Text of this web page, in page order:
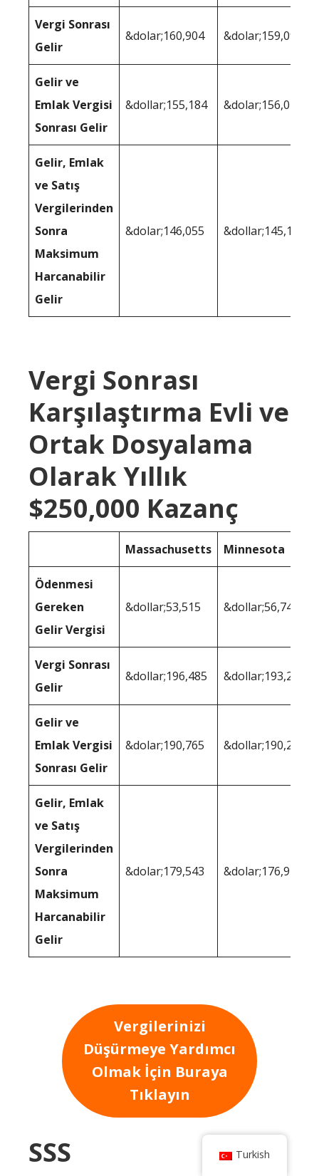
Vergi Sonrası
Gelir
&dolar;160,904 &dolar;159,097
Gelir ve
Emlak Vergisi
Sonrası Gelir
&dollar;155,184 &dolar;156,070
Gelir, Emlak
ve Satış
Vergilerinden
Sonra
Maksimum
Harcanabilir
Gelir
&dolar;146,055 &dollar;145,195
Vergi Sonrası
Karşılaştırma Evli ve
Ortak Dosyalama
Olarak Yıllık
$250,000 Kazanç
Massachusetts Minnesota
Ödenmesi
Gereken
Gelir Vergisi
&dollar;53,515 &dollar;56,747
Vergi Sonrası
Gelir
&dollar;196,485 &dollar;193,253
Gelir ve
Emlak Vergisi
Sonrası Gelir
&dolar;190,765 &dollar;190,226
Gelir, Emlak
ve Satış
Vergilerinden
Sonra
Maksimum
Harcanabilir
Gelir
&dolar;179,543 &dolar;176,971
Vergilerinizi
Düşürmeye Yardımcı
Olmak İçin Buraya
Tıklayın
SSS
Turkish